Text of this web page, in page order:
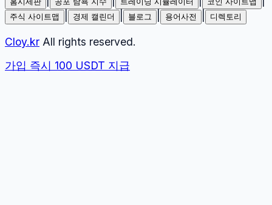
주식 사이트맵 경제 캘린더 블로그 용어사전 디렉토리
Cloy.kr All rights reserved.
가입 즉시 100 USDT 지급